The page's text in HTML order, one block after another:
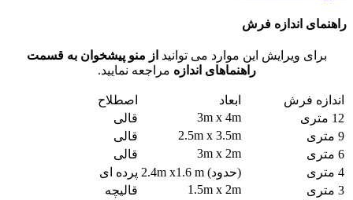
راهنمای اندازه فرش
برای ویرایش این موارد می توانید از منو پیشخوان به قسمت
راهنماهای اندازه مراجعه نمایید.
اندازه فرش ابعاد
اصطلاح
12 متری
3m x 4m
قالی
9 متری
2.5m x 3.5m
قالی
6 متری
3m x 2m
قالی
4 متری
(حدود) 2.4m x1.6 m
پرده ای
3 متری
1.5m x 2m
قالیچه